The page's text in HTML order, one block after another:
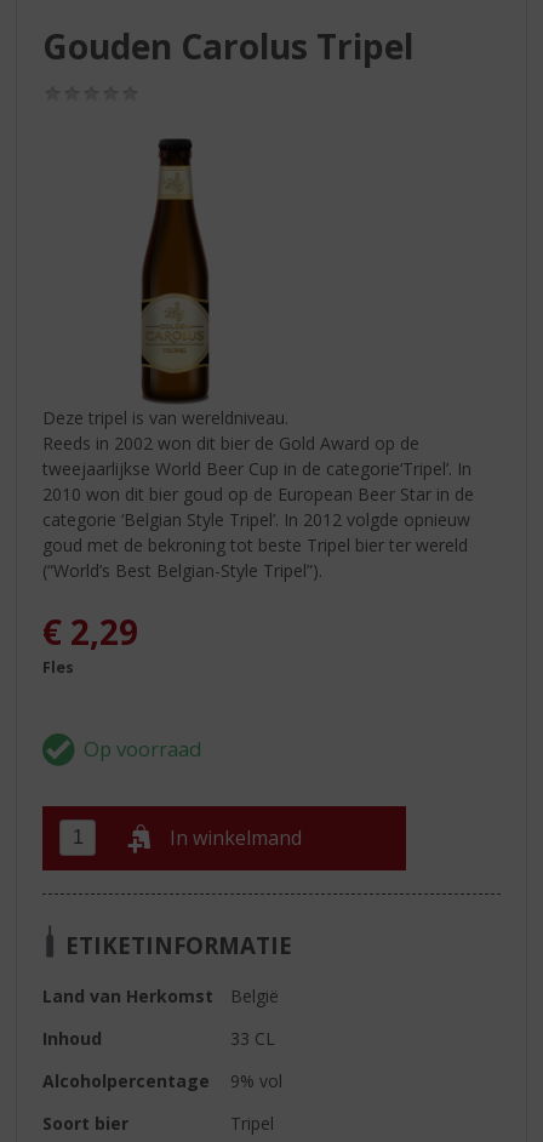
Gouden Carolus Tripel
Deze tripel is van wereldniveau.
Reeds in 2002 won dit bier de Gold Award op de
tweejaarlijkse World Beer Cup in de categorie‘Tripel’. In
2010 won dit bier goud op de European Beer Star in de
categorie ‘Belgian Style Tripel’. In 2012 volgde opnieuw
goud met de bekroning tot beste Tripel bier ter wereld
(“World’s Best Belgian-Style Tripel”).
€ 2,29
Fles
In winkelmand
ETIKETINFORMATIE
Land van Herkomst
België
Inhoud
33 CL
Alcoholpercentage
9% vol
Soort bier
Tripel